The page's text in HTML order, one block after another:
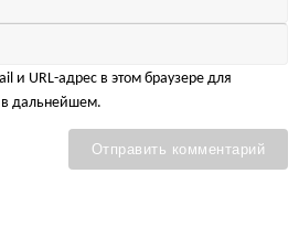
и URL-адрес в этом браузере для
дальнейшем.